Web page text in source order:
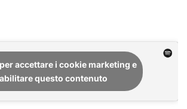
accettare i cookie marketing e
abilitare questo contenuto